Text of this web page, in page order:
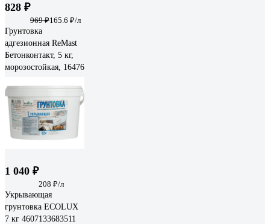
828 ₽
969 ₽165.6 ₽/л
Грунтовка
адгезионная ReMast
Бетонконтакт, 5 кг,
морозостойкая, 16476
1 040 ₽
208 ₽/л
Укрывающая
грунтовка ECOLUX
7 кг 4607133683511